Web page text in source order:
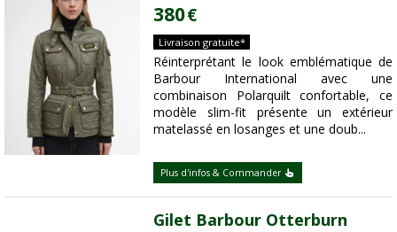
380€
Livraison gratuite*
Réinterprétant le look emblématique de
Barbour International avec une
combinaison Polarquilt confortable, ce
modèle slim-fit présente un extérieur
matelassé en losanges et une doub...
Plus d'infos & Commander
Gilet Barbour Otterburn